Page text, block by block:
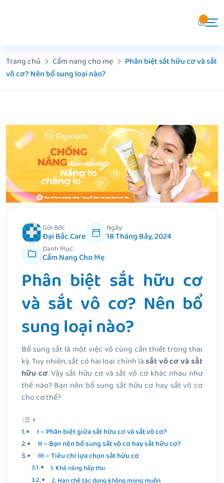
Trang chủ
Cẩm nang cho mẹ
Phân biệt sắt hữu cơ và sắt
vô cơ? Nên bổ sung loại nào?
Gửi Bởi:
Đại Bắc Care
Ngày:
18 Tháng Bảy, 2024
Danh Mục:
Cẩm Nang Cho Mẹ
Phân biệt sắt hữu cơ
và sắt vô cơ? Nên bổ
sung loại nào?
Bổ sung sắt là một việc vô cùng cần thiết trong thai
kỳ. Tuy nhiên, sắt có hai loại chính làsắt vô cơ và sắt
hữu cơ. Vậy sắt hữu cơ và sắt vô cơ khác nhau như
thế nào? Bạn nên bổ sung sắt hữu cơ hay sắt vô cơ
cho cơ thể?
I – Phân biệt giữa sắt hữu cơ và sắt vô cơ?
II – Bạn nên bổ sung sắt vô cơ hay sắt hữu cơ?
III – Tiêu chí lựa chọn sắt hữu cơ
1. Khả năng hấp thu
2. Hạn chế tác dụng không mong muốn